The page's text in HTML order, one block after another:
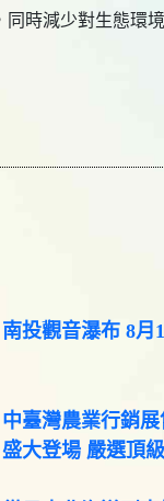
時減少對生態環
南投觀音瀑布 8月
中臺灣農業行銷
盛大登場 嚴選頂